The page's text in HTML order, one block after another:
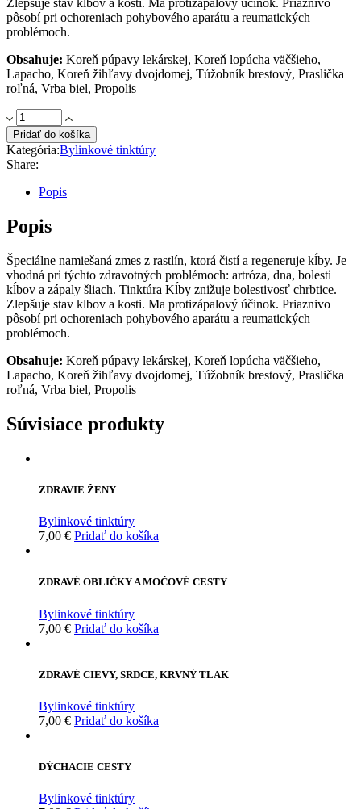
Zlepšuje stav klbov a kosti. Ma protizápalový účinok. Priaznivo
pôsobí pri ochoreniach pohybového aparátu a reumatických
problémoch.
Obsahuje: Koreň púpavy lekárskej, Koreň lopúcha väčšieho,
Lapacho, Koreň žihľavy dvojdomej, Túžobník brestový, Praslička
roľná, Vrba biel, Propolis
KOSTI
A
KĹBY
quantity
Pridať do košíka
Kategória:Bylinkové tinktúry
Share:
Popis
Popis
Špeciálne namiešaná zmes z rastlín, ktorá čistí a regeneruje kĺby. Je
vhodná pri týchto zdravotných problémoch: artróza, dna, bolesti
kĺbov a zápaly šliach. Tinktúra Kĺby znižuje bolestivosť chrbtice.
Zlepšuje stav klbov a kosti. Ma protizápalový účinok. Priaznivo
pôsobí pri ochoreniach pohybového aparátu a reumatických
problémoch.
Obsahuje: Koreň púpavy lekárskej, Koreň lopúcha väčšieho,
Lapacho, Koreň žihľavy dvojdomej, Túžobník brestový, Praslička
roľná, Vrba biel, Propolis
Súvisiace produkty
ZDRAVIE ŽENY
Bylinkové tinktúry
7,00 € Pridať do košíka
ZDRAVÉ OBLIČKY A MOČOVÉ CESTY
Bylinkové tinktúry
7,00 € Pridať do košíka
ZDRAVÉ CIEVY, SRDCE, KRVNÝ TLAK
Bylinkové tinktúry
7,00 € Pridať do košíka
DÝCHACIE CESTY
Bylinkové tinktúry